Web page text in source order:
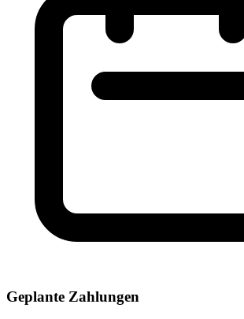
Geplante Zahlungen